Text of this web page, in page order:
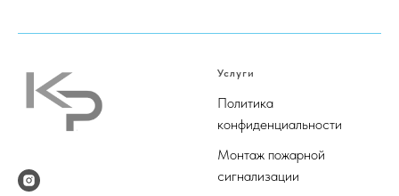
Услуги
Политика
конфиденциальности
Монтаж пожарной
сигнализации